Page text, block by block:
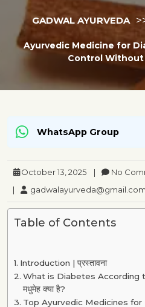
GADWAL AYURVEDA
Ayurvedic Medicine for
Control
WhatsApp Group
October 13, 2025 |
No
|
gadwalayurveda@gmail.com
Table of Contents
Introduction | प्रस्तावना
What is Diabetes According
मधुमेह क्या है?
Top Ayurvedic Medicines for